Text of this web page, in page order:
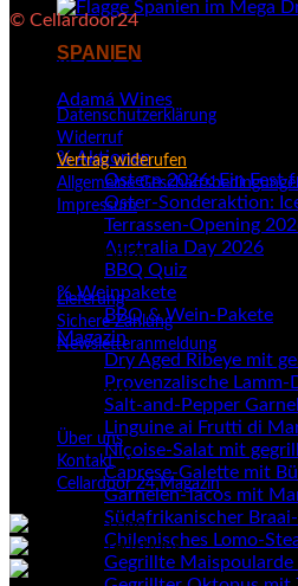
SPANIEN
Adamá Wines
% Aktionen
Ostern 2026: Ein Fest
Oster-Sonderaktion:
Terrassen-Opening
Australia Day 2026
BBQ Quiz
% Weinpakete
BBQ & Wein-Pakete
Magazin
Dry Aged Ribeye mit
Provenzalische
Salt-and-Pepper
Linguine ai Frutti di
Niçoise-Salat mit
Caprese-Galette mit
Garnelen-Tacos mit
Südafrikanischer
Chilenisches Lomo-
Gegrillte Maispoularde
© Cellardoor24
Rechtliche Informationen
Datenschutzerklärung
Widerruf
Vertrag widerufen
Allgemeine
Impressum
Kundenservice
Lieferung
Sichere Zahlung
Newsletteranmeldung
Unternehmen
Über uns
Kontakt
Cellardoor 24 Magazin